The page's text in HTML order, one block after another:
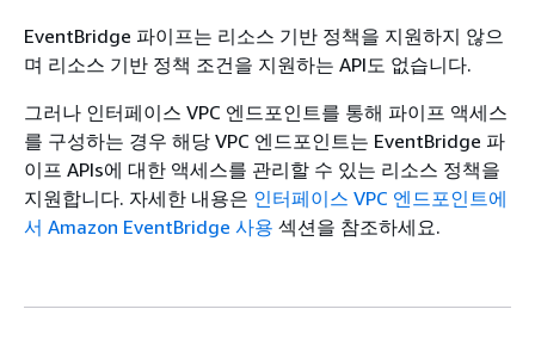
EventBridge 파이프는 리소스 기반 정책을 지원하지 않으
며 리소스 기반 정책 조건을 지원하는 API도 없습니다.
그러나 인터페이스 VPC 엔드포인트를 통해 파이프 액세스
를 구성하는 경우 해당 VPC 엔드포인트는 EventBridge 파
이프 APIs에 대한 액세스를 관리할 수 있는 리소스 정책을
지원합니다. 자세한 내용은 인터페이스 VPC 엔드포인트에
서 Amazon EventBridge 사용 섹션을 참조하세요.